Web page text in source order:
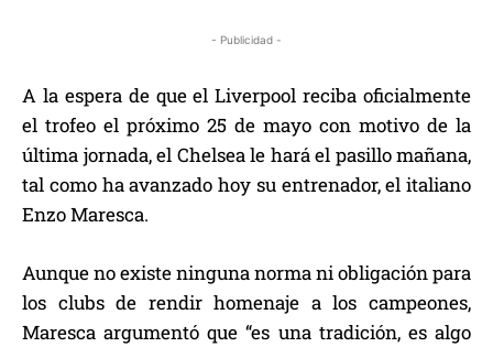
- Publicidad -
A la espera de que el Liverpool reciba oficialmente
el trofeo el próximo 25 de mayo con motivo de la
última jornada, el Chelsea le hará el pasillo mañana,
tal como ha avanzado hoy su entrenador, el italiano
Enzo Maresca.
Aunque no existe ninguna norma ni obligación para
los clubs de rendir homenaje a los campeones,
Maresca argumentó que “es una tradición, es algo